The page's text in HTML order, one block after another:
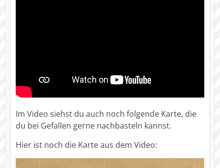
Im Video siehst du auch noch folgende Karte, die
du bei Gefallen gerne nachbasteln kannst.
Hier ist noch die Karte aus dem Video: